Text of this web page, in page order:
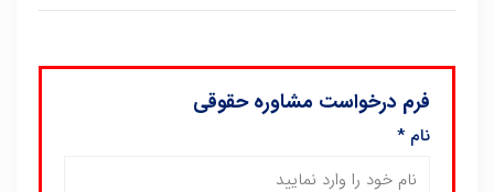
فرم درخواست مشاوره حقوقی
نام*